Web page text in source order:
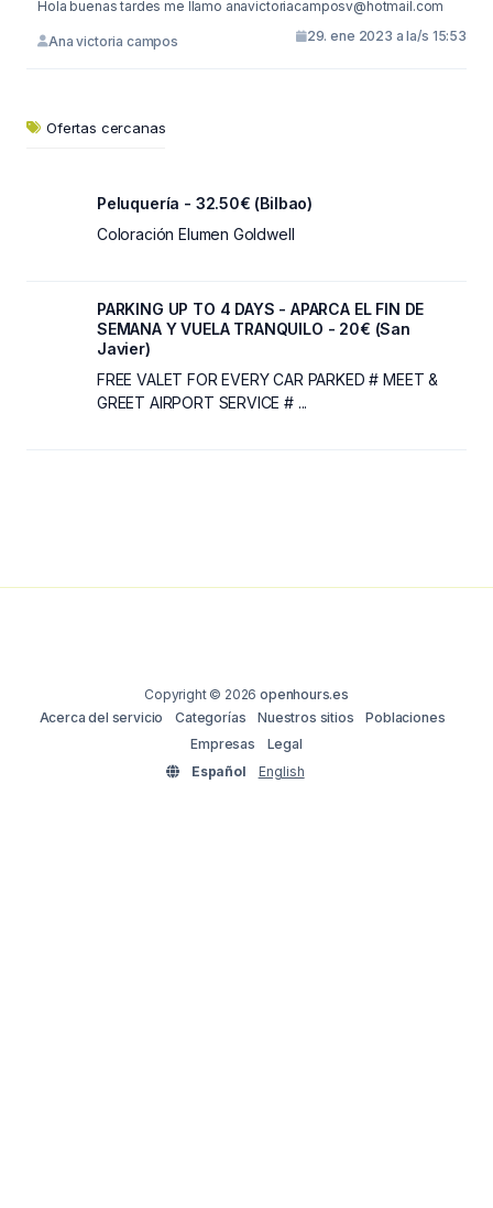
Hola buenas tardes me llamo anavictoriacamposv@hotmail.com
Ana victoria campos 29. ene 2023 a la/s 15:53
Ofertas cercanas
Peluquería - 32.50€ (Bilbao)
Coloración Elumen Goldwell
PARKING UP TO 4 DAYS - APARCA EL FIN DE
SEMANA Y VUELA TRANQUILO - 20€ (San
Javier)
FREE VALET FOR EVERY CAR PARKED # MEET &
GREET AIRPORT SERVICE # ...
Copyright © 2026openhours.es
Acerca del servicio
Categorías Nuestros sitios
Poblaciones
Empresas
Legal
Español
English